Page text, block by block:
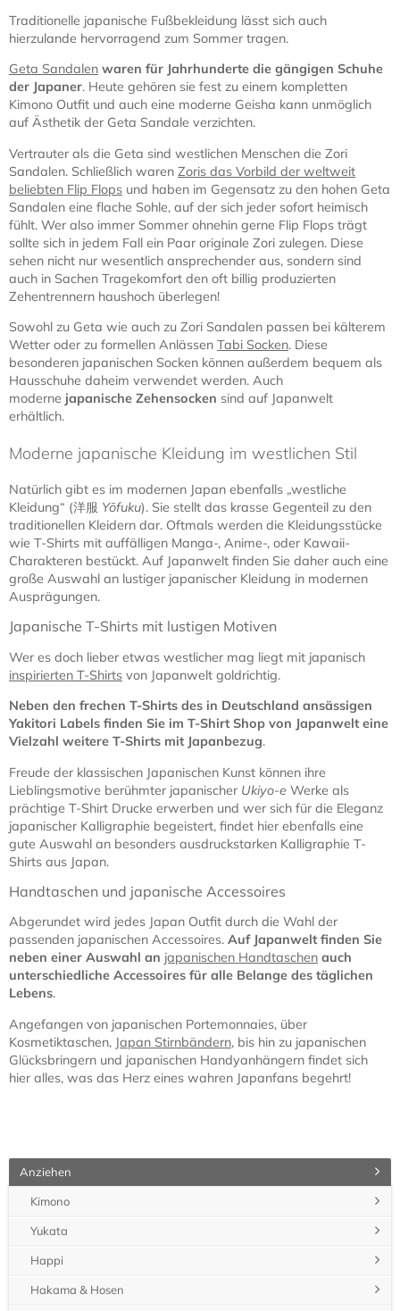
Traditionelle japanische Fußbekleidung lässt sich auch
hierzulande hervorragend zum Sommer tragen.
Geta Sandalen waren für Jahrhunderte die gängigen Schuhe
der Japaner. Heute gehören sie fest zu einem kompletten
Kimono Outfit und auch eine moderne Geisha kann unmöglich
auf Ästhetik der Geta Sandale verzichten.
Vertrauter als die Geta sind westlichen Menschen die Zori
Sandalen. Schließlich waren Zoris das Vorbild der weltweit
beliebten Flip Flops und haben im Gegensatz zu den hohen Geta
Sandalen eine flache Sohle, auf der sich jeder sofort heimisch
fühlt. Wer also immer Sommer ohnehin gerne Flip Flops trägt
sollte sich in jedem Fall ein Paar originale Zori zulegen. Diese
sehen nicht nur wesentlich ansprechender aus, sondern sind
auch in Sachen Tragekomfort den oft billig produzierten
Zehentrennern haushoch überlegen!
Sowohl zu Geta wie auch zu Zori Sandalen passen bei kälterem
Wetter oder zu formellen Anlässen Tabi Socken. Diese
besonderen japanischen Socken können außerdem bequem als
Hausschuhe daheim verwendet werden. Auch
moderne japanische Zehensocken sind auf Japanwelt
erhältlich.
Moderne japanische Kleidung im westlichen Stil
Natürlich gibt es im modernen Japan ebenfalls „westliche
Kleidung“ (洋服 Yōfuku). Sie stellt das krasse Gegenteil zu den
traditionellen Kleidern dar. Oftmals werden die Kleidungsstücke
wie T-Shirts mit auffälligen Manga-, Anime-, oder Kawaii-
Charakteren bestückt. Auf Japanwelt finden Sie daher auch eine
große Auswahl an lustiger japanischer Kleidung in modernen
Ausprägungen.
Japanische T-Shirts mit lustigen Motiven
Wer es doch lieber etwas westlicher mag liegt mit japanisch
inspirierten T-Shirts von Japanwelt goldrichtig.
Neben den frechen T-Shirts des in Deutschland ansässigen
Yakitori Labels finden Sie im T-Shirt Shop von Japanwelt eine
Vielzahl weitere T-Shirts mit Japanbezug.
Freude der klassischen Japanischen Kunst können ihre
Lieblingsmotive berühmter japanischer Ukiyo-e Werke als
prächtige T-Shirt Drucke erwerben und wer sich für die Eleganz
japanischer Kalligraphie begeistert, findet hier ebenfalls eine
gute Auswahl an besonders ausdruckstarken Kalligraphie T-
Shirts aus Japan.
Handtaschen und japanische Accessoires
Abgerundet wird jedes Japan Outfit durch die Wahl der
passenden japanischen Accessoires. Auf Japanwelt finden Sie
neben einer Auswahl an japanischen Handtaschen auch
unterschiedliche Accessoires für alle Belange des täglichen
Lebens.
Angefangen von japanischen Portemonnaies, über
Kosmetiktaschen, Japan Stirnbändern, bis hin zu japanischen
Glücksbringern und japanischen Handyanhängern findet sich
hier alles, was das Herz eines wahren Japanfans begehrt!
Anziehen
Kimono
Yukata
Happi
Hakama & Hosen